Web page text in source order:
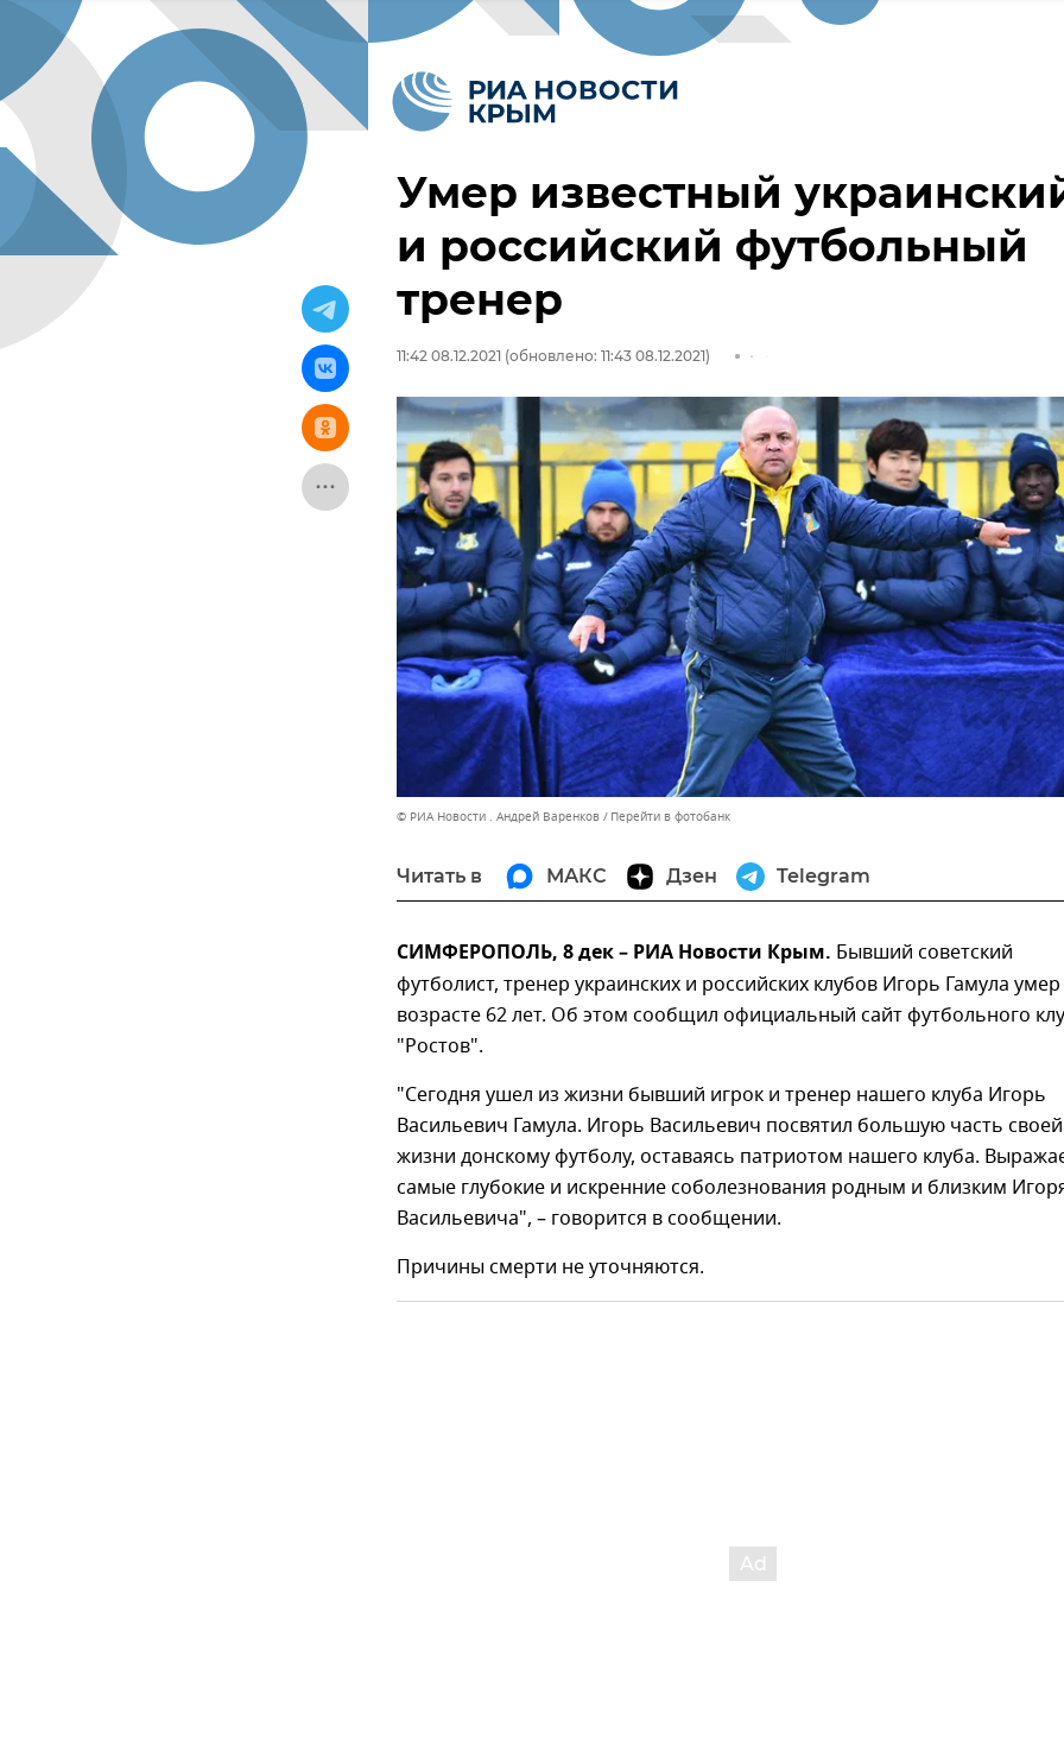
Умер известный
и российский футбольный
тренер
11:42 08.12.2021 (обновлено: 11:43 08.12.2021)
© РИА Новости . Андрей Варенков Перейти в фотобанк
Читать в МАКС Дзен Telegram
СИМФЕРОПОЛЬ, 8 дек – РИА Новости Крым. Бывший советский
футболист, тренер украинских и российских клубов Игорь Гамула
возрасте 62 лет. Об этом сообщил официальный сайт футбольного
"Ростов".
"Сегодня ушел из жизни бывший игрок и тренер нашего клуба Игорь
Васильевич Гамула. Игорь Васильевич посвятил большую часть своей
жизни донскому футболу, оставаясь патриотом нашего клуба.
самые глубокие и искренние соболезнования родным и близким
Васильевича", – говорится в сообщении.
Причины смерти не уточняются.